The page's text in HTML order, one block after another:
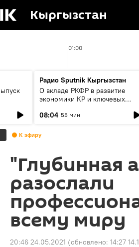
Кыргызстан
01:00
Радио Sputnik Кыргызстан
О вкладе РКФР в развитие
экономики КР и ключевых
08:04 55 мин
К эфиру
"Глубинная
разослали
всему миру
20:46 24.05.2021 (обновлено: 14:27